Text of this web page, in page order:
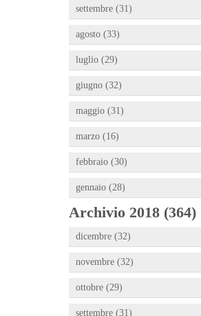
settembre (31)
agosto (33)
luglio (29)
giugno (32)
maggio (31)
marzo (16)
febbraio (30)
gennaio (28)
Archivio 2018 (364)
dicembre (32)
novembre (32)
ottobre (29)
settembre (31)